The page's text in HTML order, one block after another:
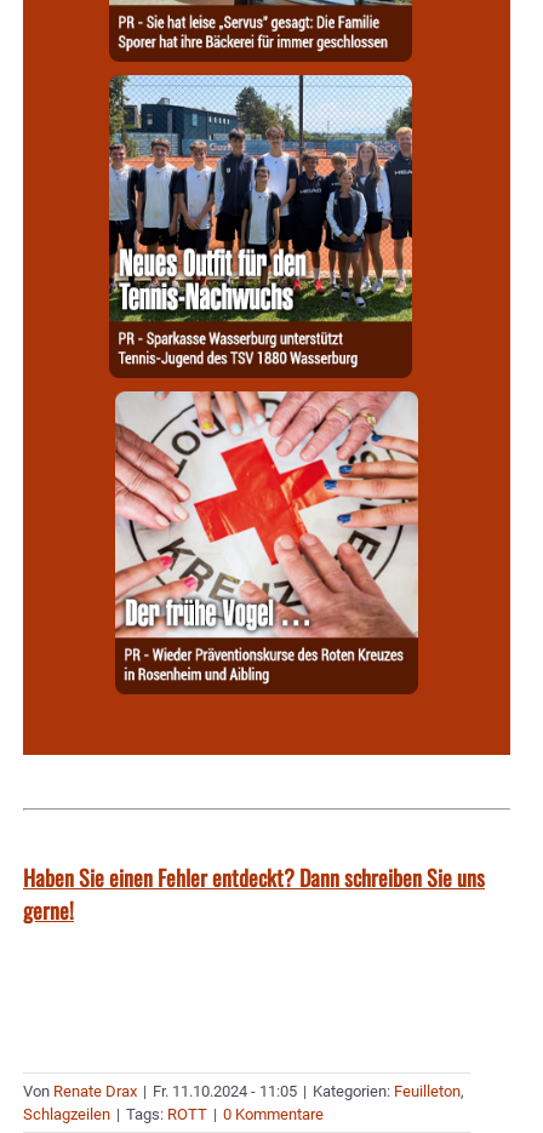
Haben Sie einen Fehler entdeckt? Dann schreiben Sie uns
gerne!
Von Renate Drax | Fr. 11.10.2024 - 11:05 | Kategorien: Feuilleton,
Schlagzeilen | Tags: ROTT | 0 Kommentare